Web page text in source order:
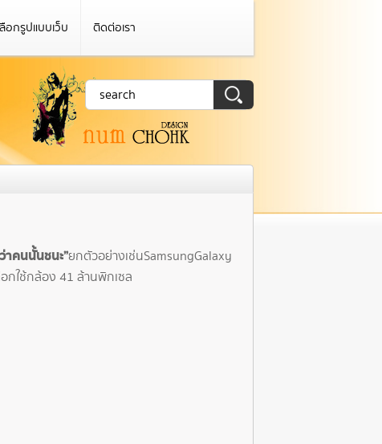
ลือกรูปแบบเว็บ ติดต่อเรา
าคนนั้นชนะ”ยกตัวอย่างเช่น Samsung Galaxy
กใช้กล้อง 41 ล้านพิกเซล